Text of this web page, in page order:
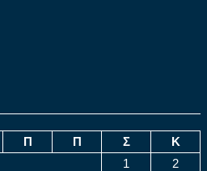
Π Π Σ
Κ
1
2